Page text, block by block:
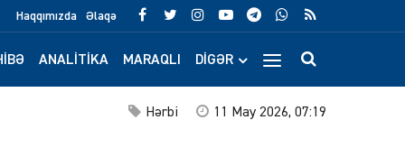
Haqqımızda Əlaqə
ANALITIKA MARAQLI DIGƏR
11 May 2026, 07:19
Hərbi